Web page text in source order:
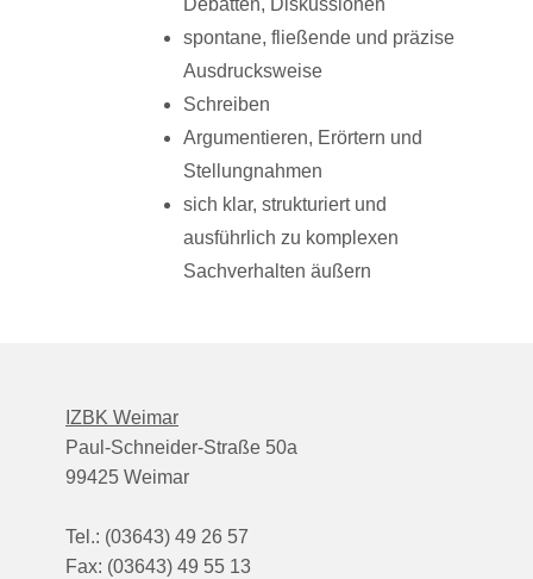
Debatten, Diskussionen
spontane, fließende und präzise
Ausdrucksweise
Schreiben
Argumentieren, Erörtern und
Stellungnahmen
sich klar, strukturiert und
ausführlich zu komplexen
Sachverhalten äußern
IZBK Weimar
Paul-Schneider-Straße 50a
99425 Weimar
Tel.: (03643) 49 26 57
Fax: (03643) 49 55 13